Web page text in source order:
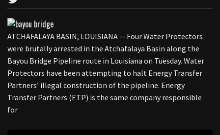
ATCHAFALAYA BASIN, LOUISIANA -- Four Water Protectors
were brutally arrested in the Atchafalaya Basin along the
Bayou Bridge Pipeline route in Louisiana on Tuesday. Water
Protectors have been attempting to halt Energy Transfer
Partners’ illegal construction of the pipeline. Energy
Transfer Partners (ETP) is the same company responsible
for